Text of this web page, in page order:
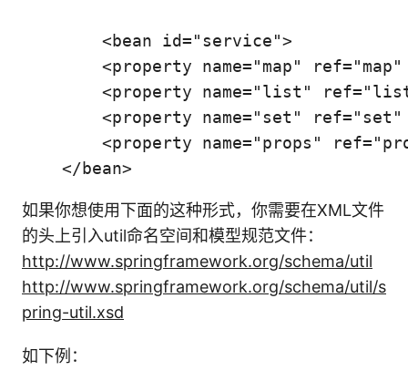
<bean id="service">
<property name="map" ref="map"
<property name="list"
<property name="set" ref="set"
<property name="props"
</bean>
如果你想使用下面的这种形式，你需要在XML文件
的头上引入util命名空间和模型规范文件：
http://www.springframework.org/schema/util
http://www.springframework.org/schema/util/s
pring-util.xsd
如下例：